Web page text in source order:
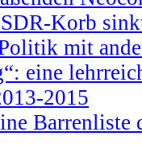
Korb
mit
eine
2015
Barrenliste